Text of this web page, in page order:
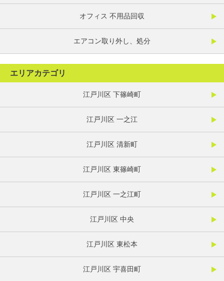
オフィス 不用品回収
エアコン取り外し、処分
エリアカテゴリ
江戸川区 下篠崎町
江戸川区 一之江
江戸川区 清新町
江戸川区 東篠崎町
江戸川区 一之江町
江戸川区 中央
江戸川区 東松本
江戸川区 宇喜田町